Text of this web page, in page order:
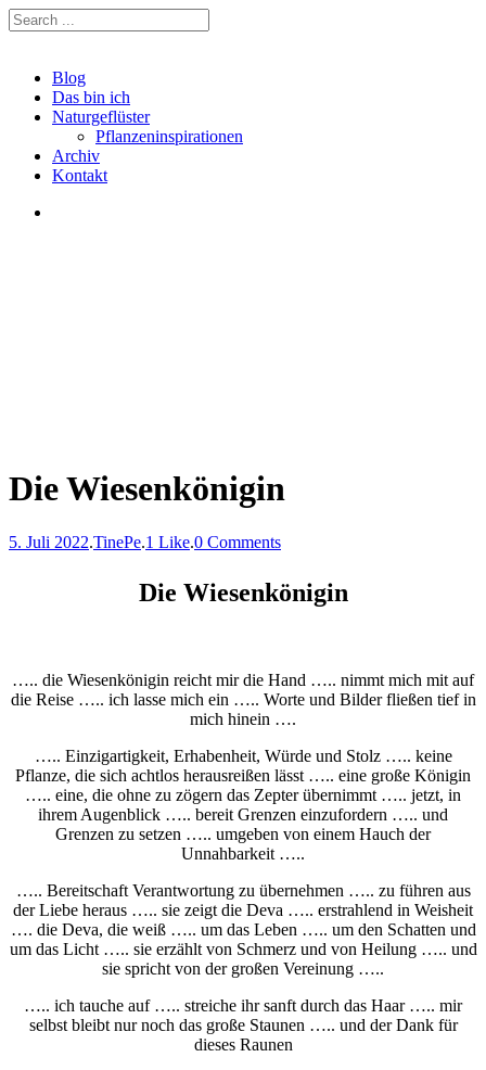
Blog
Das bin ich
Naturgeflüster
Pflanzeninspirationen
Archiv
Kontakt
Die Wiesenkönigin
5. Juli 2022.TinePe.1 Like.0 Comments
Die Wiesenkönigin
….. die Wiesenkönigin reicht mir die Hand ….. nimmt mich mit auf
die Reise ….. ich lasse mich ein ….. Worte und Bilder fließen tief in
mich hinein ….
….. Einzigartigkeit, Erhabenheit, Würde und Stolz ….. keine
Pflanze, die sich achtlos herausreißen lässt ….. eine große Königin
….. eine, die ohne zu zögern das Zepter übernimmt ….. jetzt, in
ihrem Augenblick ….. bereit Grenzen einzufordern ….. und
Grenzen zu setzen ….. umgeben von einem Hauch der
Unnahbarkeit …..
….. Bereitschaft Verantwortung zu übernehmen ….. zu führen aus
der Liebe heraus ….. sie zeigt die Deva ….. erstrahlend in Weisheit
…. die Deva, die weiß ….. um das Leben ….. um den Schatten und
um das Licht ….. sie erzählt von Schmerz und von Heilung ….. und
sie spricht von der großen Vereinung …..
….. ich tauche auf ….. streiche ihr sanft durch das Haar ….. mir
selbst bleibt nur noch das große Staunen ….. und der Dank für
dieses Raunen